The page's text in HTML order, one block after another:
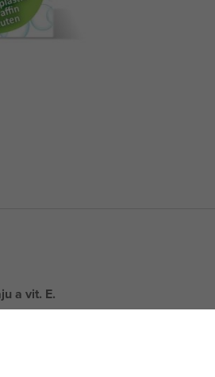
a vit. E.
rozmiešajte.